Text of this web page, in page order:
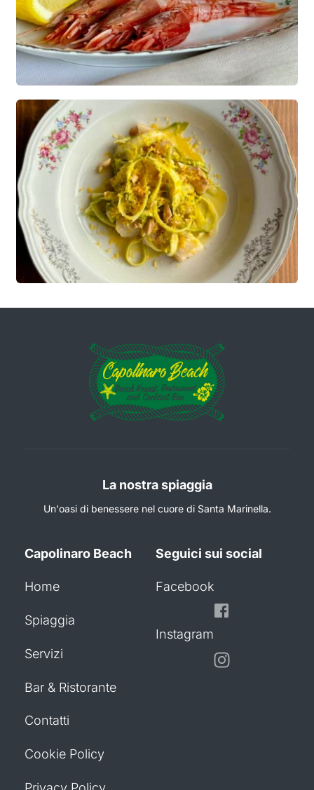
La nostra spiaggia
Un'oasi di benessere nel cuore di Santa Marinella.
Capolinaro Beach
Home
Spiaggia
Servizi
Bar & Ristorante
Contatti
Cookie Policy
Seguici sui social
Facebook
Instagram